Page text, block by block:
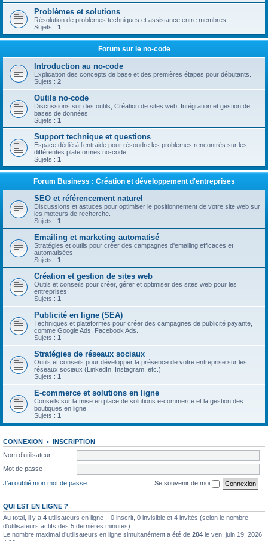
Problèmes et solutions
Résolution de problèmes techniques et assistance entre membres
Sujets : 1
Forum sur le no-code
Introduction au no-code
Explication des concepts de base et des premières étapes pour débutants.
Sujets : 2
Outils no-code
Discussions sur des outils, Création de sites web, Intégration et gestion de
bases de données
Sujets : 1
Support technique et questions
Espace dédié à l’entraide pour résoudre les problèmes rencontrés sur les
différentes plateformes no-code.
Sujets : 1
Forum Business : Création et développement d'entreprises
SEO et référencement naturel
Discussions et astuces pour optimiser le positionnement de votre site web sur
les moteurs de recherche.
Sujets : 1
Emailing et marketing automatisé
Stratégies et outils pour créer des campagnes d'emailing efficaces et
automatisées.
Sujets : 1
Création et gestion de sites web
Outils et conseils pour créer, gérer et optimiser des sites web pour les
entreprises.
Sujets : 1
Publicité en ligne (SEA)
Techniques et plateformes pour créer des campagnes de publicité payante,
comme Google Ads, Facebook Ads.
Sujets : 1
Stratégies de réseaux sociaux
Outils et conseils pour développer la présence de votre entreprise sur les
réseaux sociaux (LinkedIn, Instagram, etc.).
Sujets : 1
E-commerce et solutions en ligne
Conseils sur la mise en place de solutions e-commerce et la gestion des
boutiques en ligne.
Sujets : 1
CONNEXION • INSCRIPTION
Nom d’utilisateur :
Mot de passe :
J’ai oublié mon mot de passe
Se souvenir de moi
QUI EST EN LIGNE ?
Au total, il y a 4 utilisateurs en ligne :: 0 inscrit, 0 invisible et 4 invités (selon le nombre
d’utilisateurs actifs des 5 dernières minutes)
Le nombre maximal d’utilisateurs en ligne simultanément a été de 204 le ven. juin 19, 2026